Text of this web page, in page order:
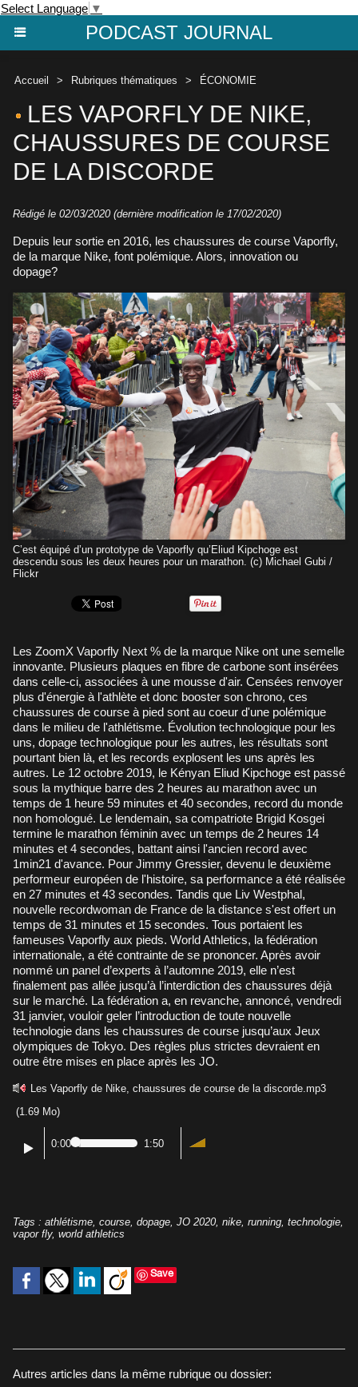
Select Language ▼
PODCAST JOURNAL
Accueil > Rubriques thématiques > ÉCONOMIE
LES VAPORFLY DE NIKE,
CHAUSSURES DE COURSE
DE LA DISCORDE
Rédigé le 02/03/2020 (dernière modification le 17/02/2020)
Depuis leur sortie en 2016, les chaussures de course Vaporfly,
de la marque Nike, font polémique. Alors, innovation ou
dopage?
C’est équipé d’un prototype de Vaporfly qu’Eliud Kipchoge est
descendu sous les deux heures pour un marathon. (c) Michael Gubi /
Flickr
Les ZoomX Vaporfly Next % de la marque Nike ont une semelle
innovante. Plusieurs plaques en fibre de carbone sont insérées
dans celle-ci, associées à une mousse d'air. Censées renvoyer
plus d'énergie à l'athlète et donc booster son chrono, ces
chaussures de course à pied sont au coeur d'une polémique
dans le milieu de l'athlétisme. Évolution technologique pour les
uns, dopage technologique pour les autres, les résultats sont
pourtant bien là, et les records explosent les uns après les
autres. Le 12 octobre 2019, le Kényan Eliud Kipchoge est passé
sous la mythique barre des 2 heures au marathon avec un
temps de 1 heure 59 minutes et 40 secondes, record du monde
non homologué. Le lendemain, sa compatriote Brigid Kosgei
termine le marathon féminin avec un temps de 2 heures 14
minutes et 4 secondes, battant ainsi l'ancien record avec
1min21 d'avance. Pour Jimmy Gressier, devenu le deuxième
performeur européen de l'histoire, sa performance a été réalisée
en 27 minutes et 43 secondes. Tandis que Liv Westphal,
nouvelle recordwoman de France de la distance s'est offert un
temps de 31 minutes et 15 secondes. Tous portaient les
fameuses Vaporfly aux pieds. World Athletics, la fédération
internationale, a été contrainte de se prononcer. Après avoir
nommé un panel d’experts à l’automne 2019, elle n’est
finalement pas allée jusqu’à l’interdiction des chaussures déjà
sur le marché. La fédération a, en revanche, annoncé, vendredi
31 janvier, vouloir geler l’introduction de toute nouvelle
technologie dans les chaussures de course jusqu’aux Jeux
olympiques de Tokyo. Des règles plus strictes devraient en
outre être mises en place après les JO.
Les Vaporfly de Nike, chaussures de course de la discorde.mp3
(1.69 Mo)
0:00 1:50
Tags : athlétisme course dopage JO 2020 nike running technologie
vapor fly, world athletics
Save
Autres articles dans la même rubrique ou dossier: